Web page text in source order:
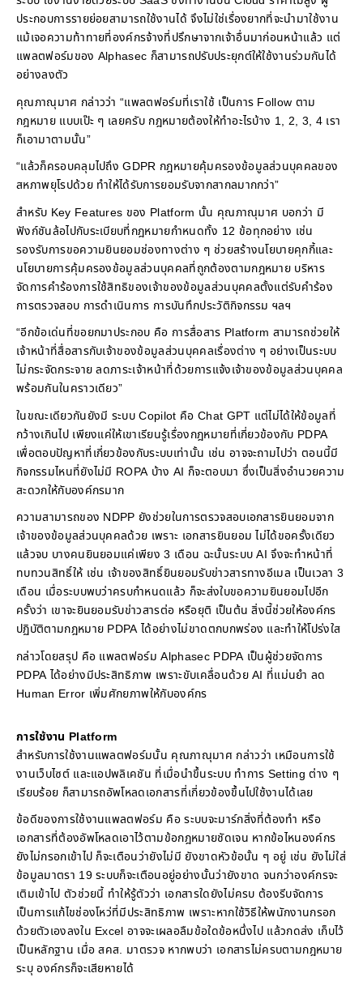
ประกอบการรายย่อยสามารถใช้งานได้ จึงไม่ใช่เรื่องยากที่จะนำมาใช้งาน
แม้เจอความท้าทายที่องค์กรจ้างที่ปรึกษาจากเจ้าอื่นมาก่อนหน้าแล้ว แต่
แพลตฟอร์มของ Alphasec ก็สามารถปรับประยุกต์ให้ใช้งานร่วมกันได้
อย่างลงตัว
คุณภาณุมาศ กล่าวว่า “แพลตฟอร์มที่เราใช้ เป็นการ Follow ตาม
กฎหมาย แบบเป๊ะ ๆ เลยครับ กฎหมายต้องให้ทำอะไรบ้าง 1, 2, 3, 4 เรา
ก็เอามาตามนั้น”
“แล้วก็ครอบคลุมไปถึง GDPR กฎหมายคุ้มครองข้อมูลส่วนบุคคลของ
สหภาพยุโรปด้วย ทำให้ได้รับการยอมรับจากสากลมากกว่า”
สำหรับ Key Features ของ Platform นั้น คุณภาณุมาศ บอกว่า มี
ฟังก์ชันล้อไปกับระเบียบที่กฎหมายกำหนดทั้ง 12 ข้อทุกอย่าง เช่น
รองรับการขอความยินยอมช่องทางต่าง ๆ ช่วยสร้างนโยบายคุกกี้และ
นโยบายการคุ้มครองข้อมูลส่วนบุคคลที่ถูกต้องตามกฎหมาย บริหาร
จัดการคำร้องการใช้สิทธิของเจ้าของข้อมูลส่วนบุคคลตั้งแต่รับคำร้อง
การตรวจสอบ การดำเนินการ การบันทึกประวัติกิจกรรม ฯลฯ
“อีกข้อเด่นที่ขอยกมาประกอบ คือ การสื่อสาร Platform สามารถช่วยให้
เจ้าหน้าที่สื่อสารกับเจ้าของข้อมูลส่วนบุคคลเรื่องต่าง ๆ อย่างเป็นระบบ
ไม่กระจัดกระจาย ลดภาระเจ้าหน้าที่ด้วยการแจ้งเจ้าของข้อมูลส่วนบุคคล
พร้อมกันในคราวเดียว”
ในขณะเดียวกันยังมี ระบบ Copilot คือ Chat GPT แต่ไม่ได้ให้ข้อมูลที่
กว้างเกินไป เพียงแค่ให้เขาเรียนรู้เรื่องกฎหมายที่เกี่ยวข้องกับ PDPA
เพื่อตอบปัญหาที่เกี่ยวข้องกับระบบเท่านั้น เช่น อาจจะถามไปว่า ตอนนี้มี
กิจกรรมไหนที่ยังไม่มี ROPA บ้าง AI ก็จะตอบมา ซึ่งเป็นสิ่งอำนวยความ
สะดวกให้กับองค์กรมาก
ความสามารถของ NDPP ยังช่วยในการตรวจสอบเอกสารยินยอมจาก
เจ้าของข้อมูลส่วนบุคคลด้วย เพราะ เอกสารยินยอม ไม่ได้ขอครั้งเดียว
แล้วจบ บางคนยินยอมแค่เพียง 3 เดือน ฉะนั้นระบบ AI จึงจะทำหน้าที่
ทบทวนสิทธิ์ให้ เช่น เจ้าของสิทธิ์ยินยอมรับข่าวสารทางอีเมล เป็นเวลา 3
เดือน เมื่อระบบพบว่าครบกำหนดแล้ว ก็จะส่งใบขอความยินยอมไปอีก
ครั้งว่า เขาจะยินยอมรับข่าวสารต่อ หรือยุติ เป็นต้น สิ่งนี้ช่วยให้องค์กร
ปฏิบัติตามกฎหมาย PDPA ได้อย่างไม่ขาดตกบกพร่อง และทำให้โปร่งใส
กล่าวโดยสรุป คือ แพลตฟอร์ม Alphasec PDPA เป็นผู้ช่วยจัดการ
PDPA ได้อย่างมีประสิทธิภาพ เพราะขับเคลื่อนด้วย AI ที่แม่นยำ ลด
Human Error เพิ่มศักยภาพให้กับองค์กร
การใช้งาน Platform
สำหรับการใช้งานแพลตฟอร์มนั้น คุณภาณุมาศ กล่าวว่า เหมือนการใช้
งานเว็บไซต์ และแอปพลิเคชัน ที่เมื่อนำขึ้นระบบ ทำการ Setting ต่าง ๆ
เรียบร้อย ก็สามารถอัพโหลดเอกสารที่เกี่ยวข้องขึ้นไปใช้งานได้เลย
ข้อดีของการใช้งานแพลตฟอร์ม คือ ระบบจะมาร์กสิ่งที่ต้องทำ หรือ
เอกสารที่ต้องอัพโหลดเอาไว้ตามข้อกฎหมายชัดเจน หากข้อไหนองค์กร
ยังไม่กรอกเข้าไป ก็จะเตือนว่ายังไม่มี ยังขาดหัวข้อนั้น ๆ อยู่ เช่น ยังไม่ใส่
ข้อมูลมาตรา 19 ระบบก็จะเตือนอยู่อย่างนั้นว่ายังขาด จนกว่าองค์กรจะ
เติมเข้าไป ตัวช่วยนี้ ทำให้รู้ตัวว่า เอกสารใดยังไม่ครบ ต้องรีบจัดการ
เป็นการแก้ไขช่องโหว่ที่มีประสิทธิภาพ เพราะหากใช้วิธีให้พนักงานกรอก
ด้วยตัวเองลงใน Excel อาจจะเผลอลืมข้อใดข้อหนึ่งไป แล้วกดส่ง เก็บไว้
เป็นหลักฐาน เมื่อ สคส. มาตรวจ หากพบว่า เอกสารไม่ครบตามกฎหมาย
ระบุ องค์กรก็จะเสียหายได้